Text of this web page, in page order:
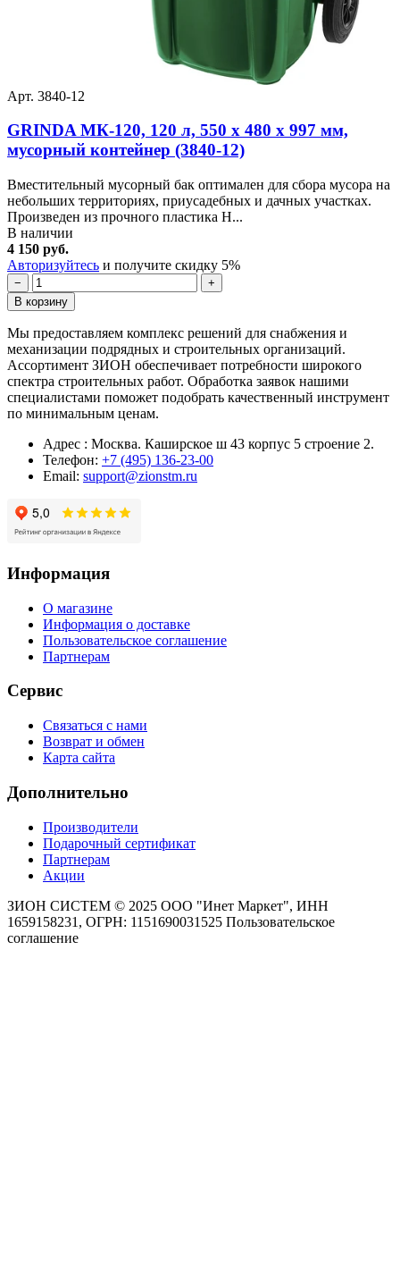
Арт. 3840-12
GRINDA МК-120, 120 л, 550 х 480 х 997 мм,
мусорный контейнер (3840-12)
Вместительный мусорный бак оптимален для сбора мусора на
небольших территориях, приусадебных и дачных участках.
Произведен из прочного пластика H...
В наличии
4 150 руб.
Авторизуйтесь и получите скидку 5%
−
+
В корзину
Мы предоставляем комплекс решений для снабжения и
механизации подрядных и строительных организаций.
Ассортимент ЗИОН обеспечивает потребности широкого
спектра строительных работ. Обработка заявок нашими
специалистами поможет подобрать качественный инструмент
по минимальным ценам.
Адрес : Москва. Каширское ш 43 корпус 5 строение 2.
Телефон: +7 (495) 136-23-00
Email: support@zionstm.ru
Информация
О магазине
Информация о доставке
Пользовательское соглашение
Партнерам
Сервис
Связаться с нами
Возврат и обмен
Карта сайта
Дополнительно
Производители
Подарочный сертификат
Партнерам
Акции
ЗИОН СИСТЕМ © 2025 ООО "Инет Маркет", ИНН
1659158231, ОГРН: 1151690031525 Пользовательское
соглашение